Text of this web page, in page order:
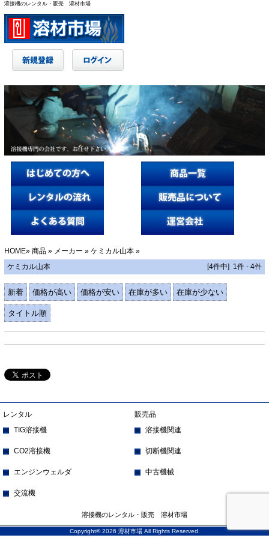
溶接機のレンタル・販売 溶材市場
HOME» 商品» メーカー » ケミカル山本»
ケミカル山本
[4件中] 1件 - 4件
新着 価格が高い 価格が安い 在庫が多い 在庫が少ない
タイトル順
レンタル
TIG溶接機
CO2溶接機
エンジンウェルダ
交流機
販売品
溶接機関連
切断機関連
中古機械
溶接機のレンタル・販売 溶材市場
Copyright© 2026 溶材市場 All Rights Reserved.